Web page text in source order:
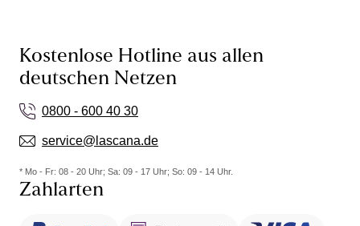
Kostenlose Hotline aus allen
deutschen Netzen
0800 - 600 40 30
service@lascana.de
* Mo - Fr: 08 - 20 Uhr; Sa: 09 - 17 Uhr; So: 09 - 14 Uhr.
Zahlarten